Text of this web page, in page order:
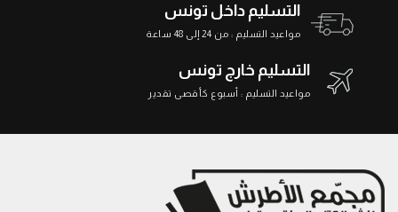
التسليم داخل تونس
مواعيد التسليم : من 24 إلى 48 ساعة
التسليم خارج تونس
مواعيد التسليم : أسبوع كأقصى تقدير